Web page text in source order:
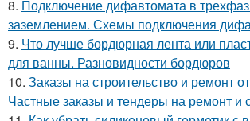
8. Подключение дифавтомата в
заземлением. Схемы подключения
9. Что лучше бордюрная лента или
для ванны. Разновидности бордюров
10. Заказы на строительство и ремонт
Частные заказы и тендеры на ремонт и